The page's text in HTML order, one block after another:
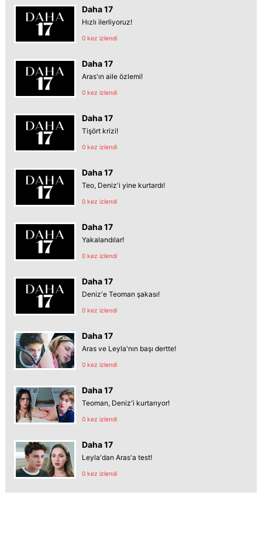
Daha 17
Hızlı ilerliyoruz!
0 kez izlendi
Daha 17
Aras'ın aile özlemi!
0 kez izlendi
Daha 17
Tişört krizi!
0 kez izlendi
Daha 17
Teo, Deniz'i yine kurtardı!
0 kez izlendi
Daha 17
Yakalandılar!
0 kez izlendi
Daha 17
Deniz'e Teoman şakası!
0 kez izlendi
Daha 17
Aras ve Leyla'nın başı dertte!
0 kez izlendi
Daha 17
Teoman, Deniz'i kurtarıyor!
0 kez izlendi
Daha 17
Leyla'dan Aras'a test!
0 kez izlendi